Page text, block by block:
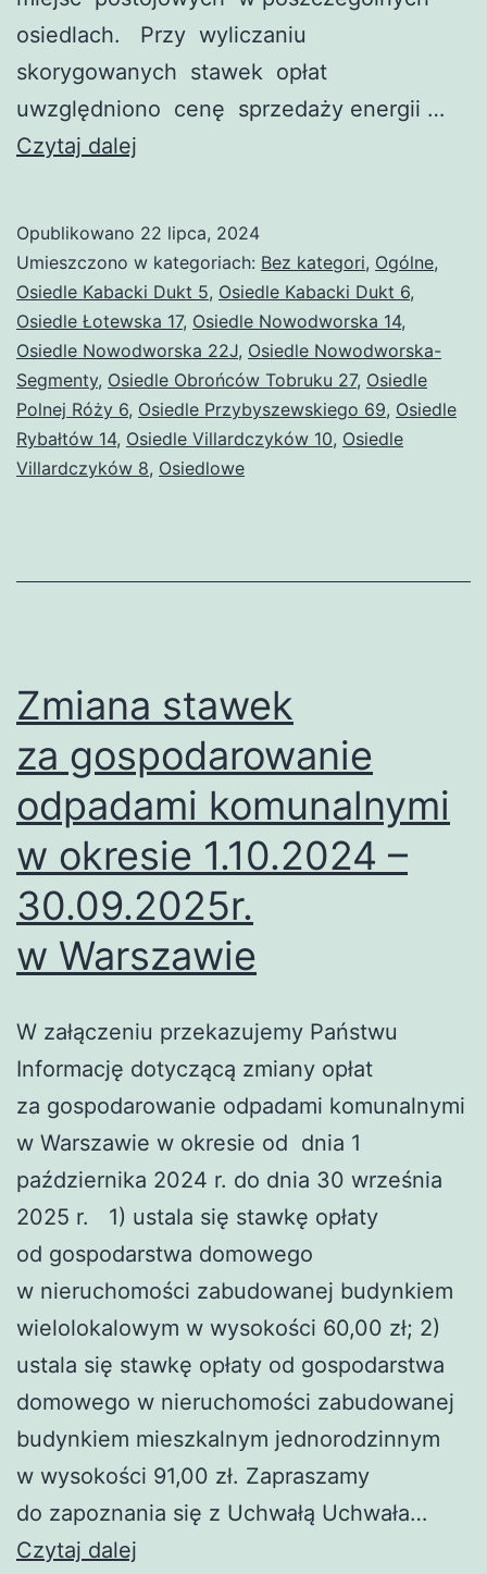
osiedlach. Przy wyliczaniu
skorygowanych stawek opłat
uwzględniono cenę sprzedaży energii …
Czytaj dalej
kosztów
eksploatacji
bezpośredniej
Opublikowano 22 lipca, 2024
Umieszczono w kategoriach: Bez kategori, Ogólne,
Osiedle Kabacki Dukt 5, Osiedle Kabacki Dukt 6,
Osiedle Łotewska 17, Osiedle Nowodworska 14,
Osiedle Nowodworska 22J, Osiedle Nowodworska-
Segmenty, Osiedle Obrońców Tobruku 27, Osiedle
Polnej Róży 6, Osiedle Przybyszewskiego 69, Osiedle
Rybałtów 14, Osiedle Villardczyków 10, Osiedle
Villardczyków 8, Osiedlowe
Zmiana stawek
za gospodarowanie
odpadami komunalnymi
w okresie 1.10.2024 –
30.09.2025r.
w Warszawie
W załączeniu przekazujemy Państwu
Informację dotyczącą zmiany opłat
za gospodarowanie odpadami komunalnymi
w Warszawie w okresie od dnia 1
października 2024 r. do dnia 30 września
2025 r. 1) ustala się stawkę opłaty
od gospodarstwa domowego
w nieruchomości zabudowanej budynkiem
wielolokalowym w wysokości 60,00 zł; 2)
ustala się stawkę opłaty od gospodarstwa
domowego w nieruchomości zabudowanej
budynkiem mieszkalnym jednorodzinnym
w wysokości 91,00 zł. Zapraszamy
do zapoznania się z Uchwałą Uchwała…
Czytaj dalej